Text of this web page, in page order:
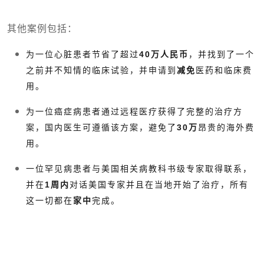
其他案例包括：
为一位心脏患者节省了超过40万人民币 ，并找到了一个
之前并不知情的临床试验，并申请到 减免 医药和临床费
用。
为一位癌症病患者通过远程医疗获得了完整的治疗方
案，国内医生可遵循该方案，避免了30万昂贵的海外费
用。
一位罕见病患者与美国相关病教科书级专家取得联系，
并在1周内对话美国专家并且在当地开始了治疗，所有
这一切都在家中完成。